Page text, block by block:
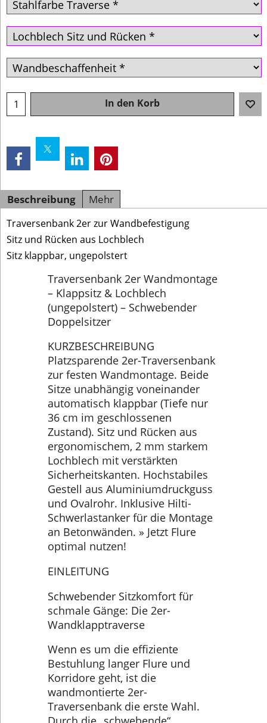
In den Korb
Beschreibung Mehr
Traversenbank 2er zur Wandbefestigung
Sitz und Rücken aus Lochblech
Sitz klappbar, ungepolstert
Traversenbank 2er Wandmontage
– Klappsitz & Lochblech
(ungepolstert) – Schwebender
Doppelsitzer
KURZBESCHREIBUNG
Platzsparende 2er-Traversenbank
zur festen Wandmontage. Beide
Sitze unabhängig voneinander
automatisch klappbar (Tiefe nur
36 cm im geschlossenen
Zustand). Sitz und Rücken aus
ergonomischem, 2 mm starkem
Lochblech mit verstärkten
Sicherheitskanten. Hochstabiles
Gestell aus Aluminiumdruckguss
und Ovalrohr. Inklusive Hilti-
Schwerlastanker für die Montage
an Betonwänden. » Jetzt Flure
optimal nutzen!
EINLEITUNG
Schwebender Sitzkomfort für
schmale Gänge: Die 2er-
Wandklapptraverse
Wenn es um die effiziente
Bestuhlung langer Flure und
Korridore geht, ist die
wandmontierte 2er-
Traversenbank die erste Wahl.